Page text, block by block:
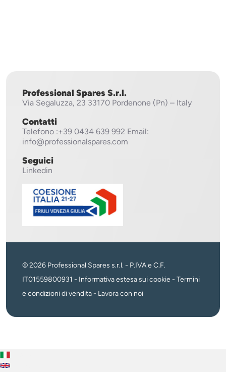
Professional Spares S.r.l.
Via Segaluzza, 23 33170 Pordenone (Pn) – Italy
Contatti
Telefono :+39 0434 639 992 Email:
info@professionalspares.com
Seguici
Linkedin
© 2026 Professional Spares s.r.l. - P.IVA e C.F.
IT01559800931 - Informativa estesa sui cookie - Termini
e condizioni di vendita- Lavora con noi